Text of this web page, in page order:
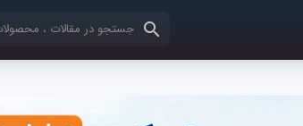
کلمات کلیدی خود را وارد کنید